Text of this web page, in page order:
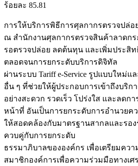
ร้อยละ 85.81
การให้บริการพิธีการศุลกากรตรวจปล่อ
ณ สำนักงานศุลกากรตรวจสินค้าลาดกร
รอตรวจปล่อย ลดต้นทุน และเพิ่มประสิ
ตลอดจนการยกระดับบริการดิจิทัล
ผ่านระบบ Tariff e-Service รูปแบบใหม่
อื่น ๆ ที่ช่วยให้ผู้ประกอบการเข้าถึงบริก
อย่างสะดวก รวดเร็ว โปร่งใส และลดก
หน้าที่ อันเป็นการยกระดับการอำนวยค
ให้สอดคล้องกับมาตรฐานสากลและรอ
ควบคู่กับการยกระดับ
ธรรมาภิบาลขององค์กร เพื่อเตรียมคว
สมาชิกองค์การเพื่อความร่วมมือทางเศ